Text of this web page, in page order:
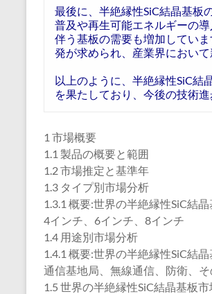
最後に、半絶縁性SiC結晶基板
普及や再生可能エネルギーの
伴う基板の需要も増加してい
発が求められ、産業界におい
以上のように、半絶縁性SiC結
を果たしており、今後の技術
1 市場概要
1.1 製品の概要と範囲
1.2 市場推定と基準年
1.3 タイプ別市場分析
1.3.1 概要:世界の半絶縁性SiC結
4インチ、6インチ、8インチ
1.4 用途別市場分析
1.4.1 概要:世界の半絶縁性SiC結
通信基地局、無線通信、防衛、
1.5 世界の半絶縁性SiC結晶基板